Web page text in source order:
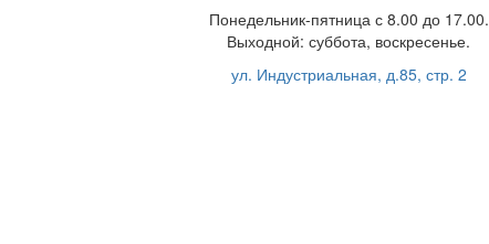
Понедельник-пятница с 8.00 до 17.00.
Выходной: суббота, воскресенье.
ул. Индустриальная, д.85, стр. 2